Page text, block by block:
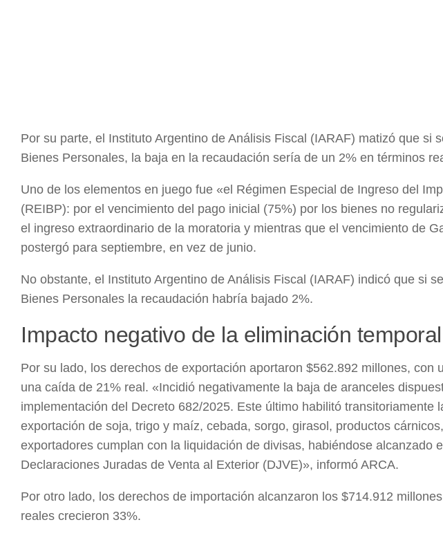
Por su parte, el Instituto Argentino de Análisis Fiscal (IARAF) matizó que si
Bienes Personales, la baja en la recaudación sería de un 2% en términos
Uno de los elementos en juego fue «el Régimen Especial de Ingreso del
(REIBP): por el vencimiento del pago inicial (75%) por los bienes no
el ingreso extraordinario de la moratoria y mientras que el vencimiento de
postergó para septiembre, en vez de junio.
No obstante, el Instituto Argentino de Análisis Fiscal (IARAF) indicó que si
Bienes Personales la recaudación habría bajado 2%.
Impacto negativo de la eliminación
Por su lado, los derechos de exportación aportaron $562.892 millones, con
una caída de 21% real. «Incidió negativamente la baja de aranceles
implementación del Decreto 682/2025. Este último habilitó transitoriamente
exportación de soja, trigo y maíz, cebada, sorgo, girasol, productos
exportadores cumplan con la liquidación de divisas, habiéndose alcanzado
Declaraciones Juradas de Venta al Exterior (DJVE)», informó ARCA.
Por otro lado, los derechos de importación alcanzaron los $714.912
reales crecieron 33%.